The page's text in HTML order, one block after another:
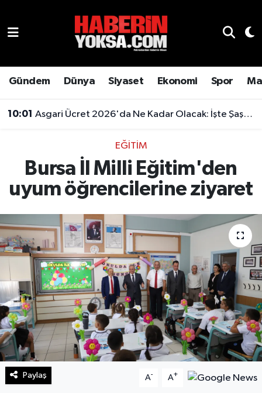
Gündem Dünya Siyaset Ekonomi Spor
10:01 Asgari Ücret 2026'da Ne Kadar Olacak: İşte Şaşırtan Rakam
EĞITIM
Bursa İl Milli Eğitim'den
uyum öğrencilerine ziyaret
Paylaş A- A+
Genel
Gündem
Magazin
Otomobil
Sağlık
Teknoloji
Yaşam
Hava Durumu
Son Dakika Haberleri
Haber Arşivi